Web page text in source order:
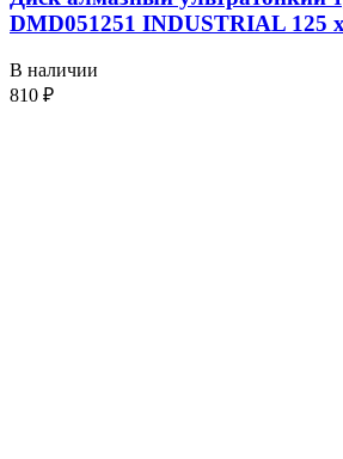
DMD051251 INDUSTRIAL 125
В наличии
810 ₽